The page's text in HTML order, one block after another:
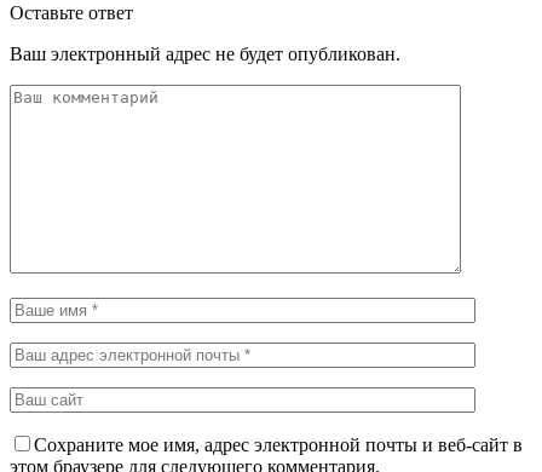
Оставьте ответ
Ваш электронный адрес не будет опубликован.
Сохраните мое имя, адрес электронной почты и веб-сайт в
этом браузере для следующего комментария.